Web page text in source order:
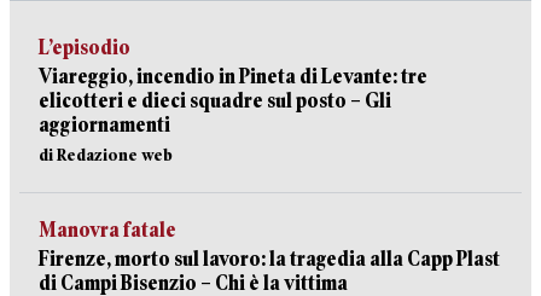
L’episodio
Viareggio, incendio in Pineta di Levante: tre
elicotteri e dieci squadre sul posto – Gli
aggiornamenti
di Redazione web
Manovra fatale
Firenze, morto sul lavoro: la tragedia alla Capp Plast
di Campi Bisenzio – Chi è la vittima